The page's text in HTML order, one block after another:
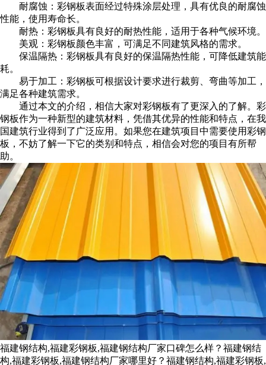
耐腐蚀：彩钢板表面经过特殊涂层处理，具有优良的耐腐蚀
性能，使用寿命长。
耐热：彩钢板具有良好的耐热性能，适用于各种气候环境。
美观：彩钢板颜色丰富，可满足不同建筑风格的需求。
保温隔热：彩钢板具有良好的保温隔热性能，可降低建筑能
耗。
易于加工：彩钢板可根据设计要求进行裁剪、弯曲等加工，
满足各种建筑需求。
通过本文的介绍，相信大家对彩钢板有了更深入的了解。彩
钢板作为一种新型的建筑材料，凭借其优异的性能和特点，在我
国建筑行业得到了广泛应用。如果您在建筑项目中需要使用彩钢
板，不妨了解一下它的类别和特点，相信会对您的项目有所帮
助。
福建钢结构,福建彩钢板,福建钢结构厂家口碑怎么样？福建钢结
构,福建彩钢板,福建钢结构厂家哪里好？福建钢结构,福建彩钢板,